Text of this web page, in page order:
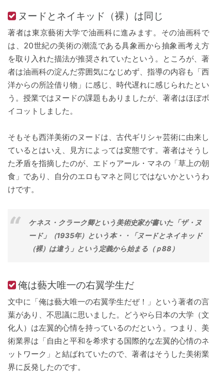
ヌードとネイキッド（裸）は同じ
著者は東京藝術大学で油画科に進みます。その油画科で
は、20世紀の美術の潮流である具象画から抽象画考え方
を取り入れた描法が推奨されていたという。ところが、著
者は油画科の淀んだ雰囲気になじめず、指導の内容も「西
洋からの所詮借り物」に感じ、時代遅れに感じられたとい
う。授業ではヌードの課題もありましたが、著者はほぼボ
イコットしました。
そもそも西洋美術のヌードは、古代ギリシャ芸術に由来し
ているとはいえ、見方によっては変態です。著者はそうし
た矛盾を指摘したのが、エドゥアール・マネの「草上の朝
食」であり、自分のエロもマネと同じではないかというわ
けです。
ケネス・クラーク卿という美術史家が書いた「ザ・ヌ
ード」（1935年）という本・・「ヌードとネイキッド
（裸）は違う」という定義から始まる（ｐ88）
俺は藝大唯一の右翼学生だ
文中に「俺は藝大唯一の右翼学生だぜ！」という著者の言
葉があり、不思議に思いました。どうやら日本の大学（文
化人）は左翼的心情を持っているのだという。つまり、美
術業界は「自由と平和を希求する国際的な左翼的心情のネ
ットワーク」と結ばれていたので、著者はそうした美術業
界に反発したのです。